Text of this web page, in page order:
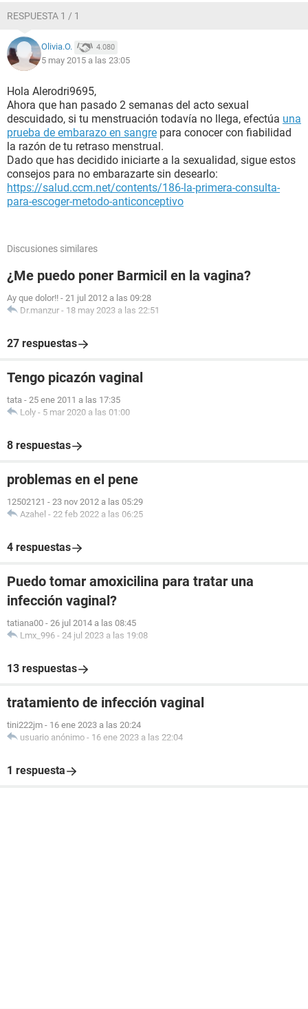
RESPUESTA 1 / 1
Olivia.O. 4.080
5 may 2015 a las 23:05
Hola Alerodri9695,
Ahora que han pasado 2 semanas del acto sexual
descuidado, si tu menstruación todavía no llega, efectúa una
prueba de embarazo en sangre para conocer con fiabilidad
la razón de tu retraso menstrual.
Dado que has decidido iniciarte a la sexualidad, sigue estos
consejos para no embarazarte sin desearlo:
https://salud.ccm.net/contents/186-la-primera-consulta-
para-escoger-metodo-anticonceptivo
Discusiones similares
¿Me puedo poner Barmicil en la vagina?
Ay que dolor!! - 21 jul 2012 a las 09:28
Dr.manzur - 18 may 2023 a las 22:51
27 respuestas
Tengo picazón vaginal
tata - 25 ene 2011 a las 17:35
Loly - 5 mar 2020 a las 01:00
8 respuestas
problemas en el pene
12502121 - 23 nov 2012 a las 05:29
Azahel - 22 feb 2022 a las 06:25
4 respuestas
Puedo tomar amoxicilina para tratar una
infección vaginal?
tatiana00 - 26 jul 2014 a las 08:45
Lmx_996 - 24 jul 2023 a las 19:08
13 respuestas
tratamiento de infección vaginal
tini222jm - 16 ene 2023 a las 20:24
usuario anónimo - 16 ene 2023 a las 22:04
1 respuesta